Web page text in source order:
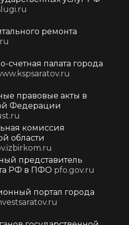
ремонта
счетная палата города
правовые акты в
Федерации
комиссия
области
представитель
РФ в ПФО pfo.gov.ru
портал города